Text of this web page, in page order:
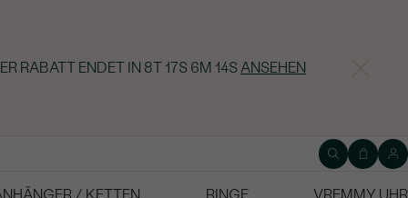
RABATT ENDET IN 8T 17S 6M 13SANSEHEN